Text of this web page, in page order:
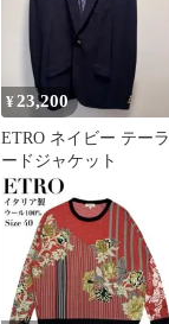
¥23,200
ETRO ネイビー テーラ
ードジャケット